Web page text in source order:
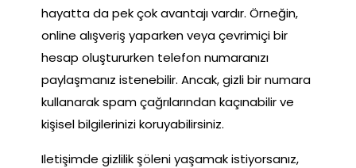
hayatta da pek çok avantajı vardır. Örneğin,
online alışveriş yaparken veya çevrimiçi bir
hesap oluştururken telefon numaranızı
paylaşmanız istenebilir. Ancak, gizli bir numara
kullanarak spam çağrılarından kaçınabilir ve
kişisel bilgilerinizi koruyabilirsiniz.
Iletişimde gizlilik şöleni yaşamak istiyorsanız,